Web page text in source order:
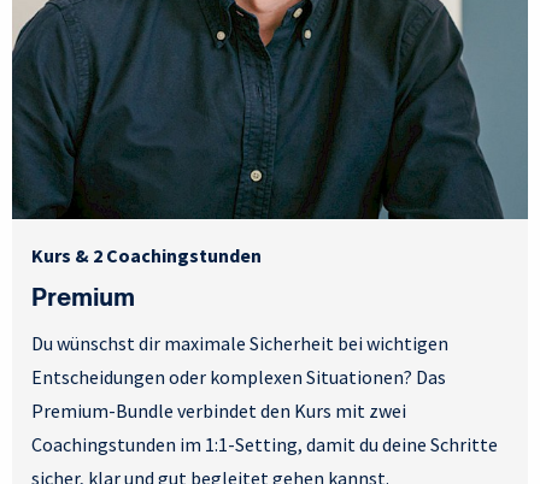
Kurs & 2 Coachingstunden
Premium
Du wünschst dir maximale Sicherheit bei wichtigen
Entscheidungen oder komplexen Situationen? Das
Premium-Bundle verbindet den Kurs mit zwei
Coachingstunden im 1:1-Setting, damit du deine Schritte
sicher, klar und gut begleitet gehen kannst.